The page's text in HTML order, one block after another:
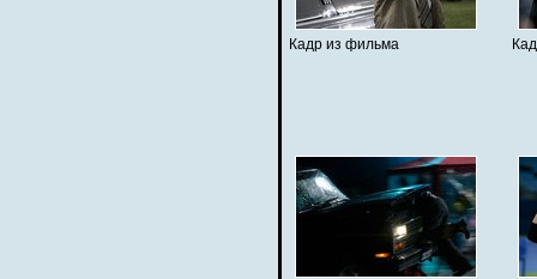
Кадр из фильма